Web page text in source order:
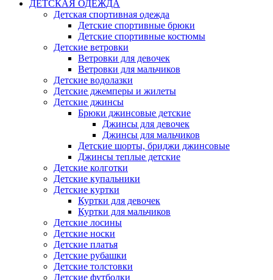
ДЕТСКАЯ ОДЕЖДА
Детская спортивная одежда
Детские спортивные брюки
Детские спортивные костюмы
Детские ветровки
Ветровки для девочек
Ветровки для мальчиков
Детские водолазки
Детские джемперы и жилеты
Детские джинсы
Брюки джинсовые детские
Джинсы для девочек
Джинсы для мальчиков
Детские шорты, бриджи джинсовые
Джинсы теплые детские
Детские колготки
Детские купальники
Детские куртки
Куртки для девочек
Куртки для мальчиков
Детские лосины
Детские носки
Детские платья
Детские рубашки
Детские толстовки
Детские футболки